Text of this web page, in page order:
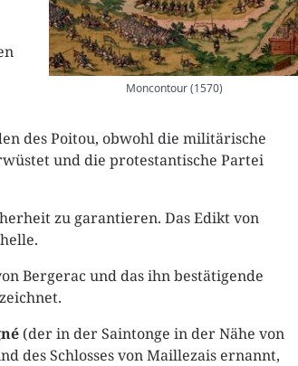
Moncontour (1570)
des Poitou, obwohl die militärische
und die protestantische Partei
zu garantieren. Das Edikt von
Bergerac und das ihn bestätigende
(der in der Saintonge in der Nähe von
des Schlosses von Maillezais ernannt,